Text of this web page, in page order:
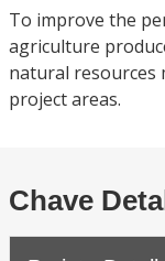
To improve the
agriculture
natural resources
project areas.
Chave